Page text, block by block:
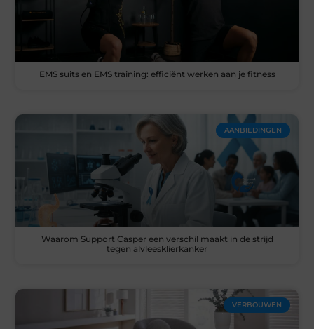
EMS suits en EMS training: efficiënt werken aan je fitness
AANBIEDINGEN
Waarom Support Casper een verschil maakt in de strijd
tegen alvleesklierkanker
VERBOUWEN